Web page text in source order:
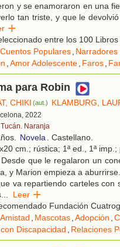
y se enamoraron en una
tan triste, y que le
entre los 100
Cuentos Populares,
,Amor Adolescente, Faros,
para Robin
CHIKI (aut.) KLAMBURG,
2022
Tucán. Naranja
Novela. Castellano.
cm.; rústica; 1ª ed., 1ª imp.;
Desde que le regalaron un
y Marion empieza a
va repartiendo carteles con
... Leer
Fundación
Amistad , Mascotas,Adopción ,
Discapacidad , Relaciones